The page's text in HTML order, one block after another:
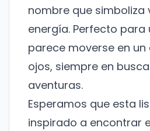
nombre que simboliza
energía. Perfecto para
parece moverse en
ojos, siempre en
aventuras.
Esperamos que esta
inspirado a encontrar
¡No te
Suscríbete a nuestro
noticias y
Nombre